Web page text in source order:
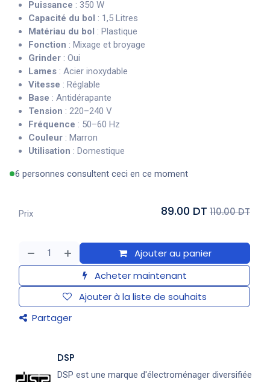
Puissance : 350 W
Capacité du bol : 1,5 Litres
Matériau du bol : Plastique
Fonction : Mixage et broyage
Grinder : Oui
Lames : Acier inoxydable
Vitesse : Réglable
Base : Antidérapante
Tension : 220–240 V
Fréquence : 50–60 Hz
Couleur : Marron
Utilisation : Domestique
6 personnes consultent ceci en ce moment
Ajouter au panier
Acheter maintenant
Ajouter à la liste de souhaits
Partager
Prix 89.00 DT 110.00 DT
DSP
DSP est une marque d'électroménager diversifiée